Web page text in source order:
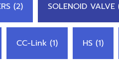
(2) SOLENOID VALVE
CC-Link (1) HS (1)